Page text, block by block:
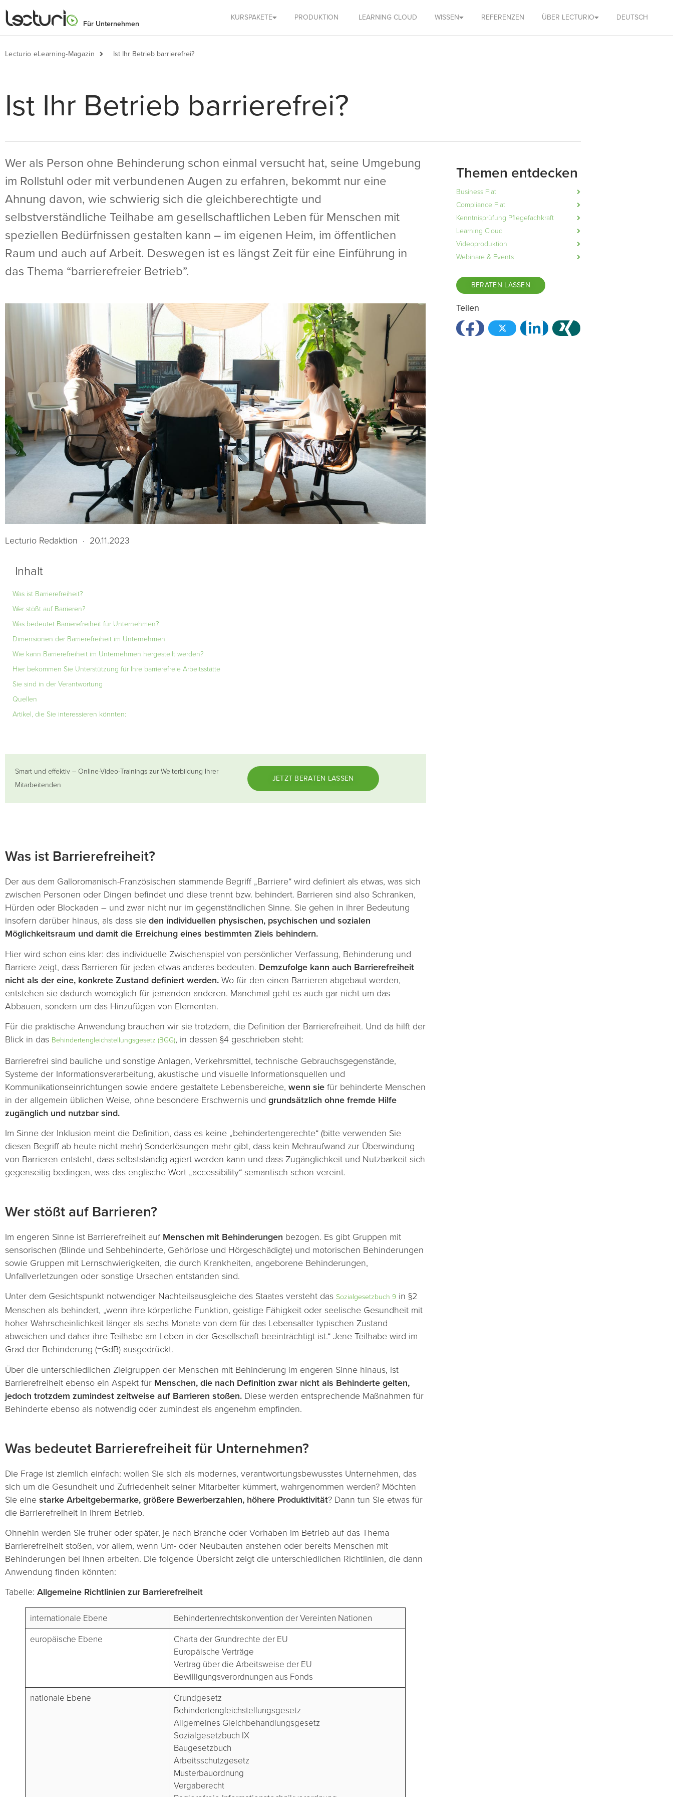
Für Unternehmen
KURSPAKETE PRODUKTION LEARNING CLOUD WISSEN REFERENZEN ÜBER LECTURIO DEUTSCH
Lecturio eLearning-Magazin Ist Ihr Betrieb barrierefrei?
Ist Ihr Betrieb barrierefrei?
Wer als Person ohne Behinderung schon einmal versucht hat, seine Umgebung
im Rollstuhl oder mit verbundenen Augen zu erfahren, bekommt nur eine
Ahnung davon, wie schwierig sich die gleichberechtigte und
selbstverständliche Teilhabe am gesellschaftlichen Leben für Menschen mit
speziellen Bedürfnissen gestalten kann – im eigenen Heim, im öffentlichen
Raum und auch auf Arbeit. Deswegen ist es längst Zeit für eine Einführung in
das Thema “barrierefreier Betrieb”.
Lecturio Redaktion · 20.11.2023
Inhalt
Was ist Barrierefreiheit?
Wer stößt auf Barrieren?
Was bedeutet Barrierefreiheit für Unternehmen?
Dimensionen der Barrierefreiheit im Unternehmen
Wie kann Barrierefreiheit im Unternehmen hergestellt werden?
Hier bekommen Sie Unterstützung für Ihre barrierefreie Arbeitsstätte
Sie sind in der Verantwortung
Quellen
Artikel, die Sie interessieren könnten:
Smart und effektiv – Online-Video-Trainings zur Weiterbildung Ihrer
Mitarbeitenden
JETZT BERATEN LASSEN
Was ist Barrierefreiheit?
Der aus dem Galloromanisch-Französischen stammende Begriff „Barriere“ wird definiert als etwas, was sich
zwischen Personen oder Dingen befindet und diese trennt bzw. behindert. Barrieren sind also Schranken,
Hürden oder Blockaden – und zwar nicht nur im gegenständlichen Sinne. Sie gehen in ihrer Bedeutung
insofern darüber hinaus, als dass sie den individuellen physischen, psychischen und sozialen
Möglichkeitsraum und damit die Erreichung eines bestimmten Ziels behindern.
Hier wird schon eins klar: das individuelle Zwischenspiel von persönlicher Verfassung, Behinderung und
Barriere zeigt, dass Barrieren für jeden etwas anderes bedeuten. Demzufolge kann auch Barrierefreiheit
nicht als der eine, konkrete Zustand definiert werden. Wo für den einen Barrieren abgebaut werden,
entstehen sie dadurch womöglich für jemanden anderen. Manchmal geht es auch gar nicht um das
Abbauen, sondern um das Hinzufügen von Elementen.
Für die praktische Anwendung brauchen wir sie trotzdem, die Definition der Barrierefreiheit. Und da hilft der
Blick in das Behindertengleichstellungsgesetz (BGG), in dessen §4 geschrieben steht:
Barrierefrei sind bauliche und sonstige Anlagen, Verkehrsmittel, technische Gebrauchsgegenstände,
Systeme der Informationsverarbeitung, akustische und visuelle Informationsquellen und
Kommunikationseinrichtungen sowie andere gestaltete Lebensbereiche, wenn sie für behinderte Menschen
in der allgemein üblichen Weise, ohne besondere Erschwernis und grundsätzlich ohne fremde Hilfe
zugänglich und nutzbar sind.
Im Sinne der Inklusion meint die Definition, dass es keine „behindertengerechte“ (bitte verwenden Sie
diesen Begriff ab heute nicht mehr) Sonderlösungen mehr gibt, dass kein Mehraufwand zur Überwindung
von Barrieren entsteht, dass selbstständig agiert werden kann und dass Zugänglichkeit und Nutzbarkeit sich
gegenseitig bedingen, was das englische Wort „accessibility“ semantisch schon vereint.
Wer stößt auf Barrieren?
Im engeren Sinne ist Barrierefreiheit auf Menschen mit Behinderungen bezogen. Es gibt Gruppen mit
sensorischen (Blinde und Sehbehinderte, Gehörlose und Hörgeschädigte) und motorischen Behinderungen
sowie Gruppen mit Lernschwierigkeiten, die durch Krankheiten, angeborene Behinderungen,
Unfallverletzungen oder sonstige Ursachen entstanden sind.
Unter dem Gesichtspunkt notwendiger Nachteilsausgleiche des Staates versteht das Sozialgesetzbuch 9 in §2
Menschen als behindert, „wenn ihre körperliche Funktion, geistige Fähigkeit oder seelische Gesundheit mit
hoher Wahrscheinlichkeit länger als sechs Monate von dem für das Lebensalter typischen Zustand
abweichen und daher ihre Teilhabe am Leben in der Gesellschaft beeinträchtigt ist.“ Jene Teilhabe wird im
Grad der Behinderung (=GdB) ausgedrückt.
Über die unterschiedlichen Zielgruppen der Menschen mit Behinderung im engeren Sinne hinaus, ist
Barrierefreiheit ebenso ein Aspekt für Menschen, die nach Definition zwar nicht als Behinderte gelten,
jedoch trotzdem zumindest zeitweise auf Barrieren stoßen. Diese werden entsprechende Maßnahmen für
Behinderte ebenso als notwendig oder zumindest als angenehm empfinden.
Was bedeutet Barrierefreiheit für Unternehmen?
Die Frage ist ziemlich einfach: wollen Sie sich als modernes, verantwortungsbewusstes Unternehmen, das
sich um die Gesundheit und Zufriedenheit seiner Mitarbeiter kümmert, wahrgenommen werden? Möchten
Sie eine starke Arbeitgebermarke, größere Bewerberzahlen, höhere Produktivität? Dann tun Sie etwas für
die Barrierefreiheit in Ihrem Betrieb.
Ohnehin werden Sie früher oder später, je nach Branche oder Vorhaben im Betrieb auf das Thema
Barrierefreiheit stoßen, vor allem, wenn Um- oder Neubauten anstehen oder bereits Menschen mit
Behinderungen bei Ihnen arbeiten. Die folgende Übersicht zeigt die unterschiedlichen Richtlinien, die dann
Anwendung finden könnten:
Tabelle: Allgemeine Richtlinien zur Barrierefreiheit
internationale Ebene
Behindertenrechtskonvention der Vereinten Nationen
europäische Ebene
Charta der Grundrechte der EU
Europäische Verträge
Vertrag über die Arbeitsweise der EU
Bewilligungsverordnungen aus Fonds
nationale Ebene
Grundgesetz
Behindertengleichstellungsgesetz
Allgemeines Gleichbehandlungsgesetz
Sozialgesetzbuch IX
Baugesetzbuch
Arbeitsschutzgesetz
Musterbauordnung
Vergaberecht
Themen entdecken
Business Flat
Compliance Flat
Kenntnisprüfung Pflegefachkraft
Learning Cloud
Videoproduktion
Webinare & Events
BERATEN LASSEN
Teilen